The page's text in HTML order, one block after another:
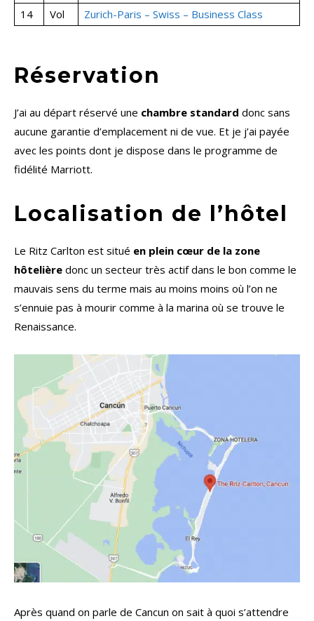
14
Vol Zurich-Paris – Swiss – Business Class
Réservation
J’ai au départ réservé une chambre standard donc sans
aucune garantie d’emplacement ni de vue. Et je j’ai payée
avec les points dont je dispose dans le programme de
fidélité Marriott.
Localisation de l’hôtel
Le Ritz Carlton est situé en plein cœur de la zone
hôtelière donc un secteur très actif dans le bon comme le
mauvais sens du terme mais au moins moins où l’on ne
s’ennuie pas à mourir comme à la marina où se trouve le
Renaissance.
Après quand on parle de Cancun on sait à quoi s’attendre